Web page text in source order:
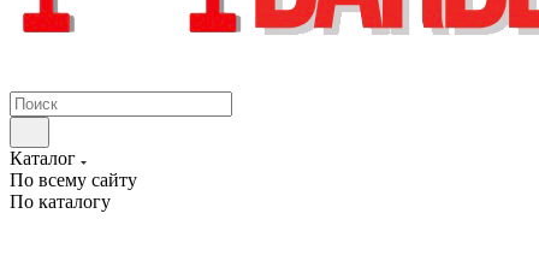
Каталог
По всему сайту
По каталогу